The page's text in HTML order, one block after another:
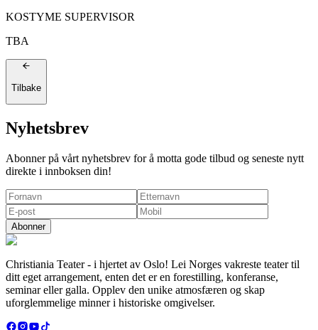
KOSTYME SUPERVISOR
TBA
Tilbake
Nyhetsbrev
Abonner på vårt nyhetsbrev for å motta gode tilbud og seneste nytt
direkte i innboksen din!
Abonner
Christiania Teater - i hjertet av Oslo! Lei Norges vakreste teater til
ditt eget arrangement, enten det er en forestilling, konferanse,
seminar eller galla. Opplev den unike atmosfæren og skap
uforglemmelige minner i historiske omgivelser.